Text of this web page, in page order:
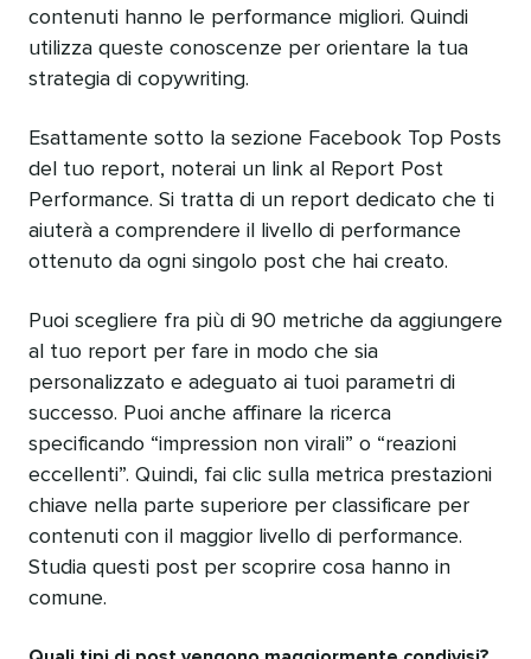
contenuti hanno le performance migliori. Quindi
utilizza queste conoscenze per orientare la tua
strategia di copywriting.
Esattamente sotto la sezione Facebook Top Posts
del tuo report, noterai un link al Report Post
Performance. Si tratta di un report dedicato che ti
aiuterà a comprendere il livello di performance
ottenuto da ogni singolo post che hai creato.
Puoi scegliere fra più di 90 metriche da aggiungere
al tuo report per fare in modo che sia
personalizzato e adeguato ai tuoi parametri di
successo. Puoi anche affinare la ricerca
specificando “impression non virali” o “reazioni
eccellenti”. Quindi, fai clic sulla metrica prestazioni
chiave nella parte superiore per classificare per
contenuti con il maggior livello di performance.
Studia questi post per scoprire cosa hanno in
comune.